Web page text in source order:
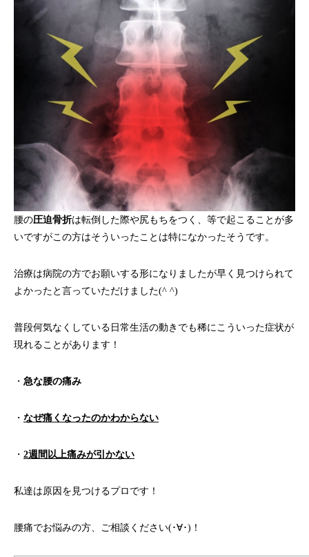
腰の圧迫骨折は転倒した際や尻もちをつく、等で起こることが多
いですがこの方はそういったことは特になかったそうです。
治療は病院の方でお願いする形になりましたが早く見つけられて
よかったと言っていただけました(^ ^)
普段何気なくしている日常生活の動きでも稀にこういった症状が
現れることがあります！
・ 急な腰の痛み
・ なぜ痛くなったのかわからない
・ 2週間以上痛みが引かない
私達は原因を見つけるプロです！
腰痛でお悩みの方、ご相談ください(･∀･)！